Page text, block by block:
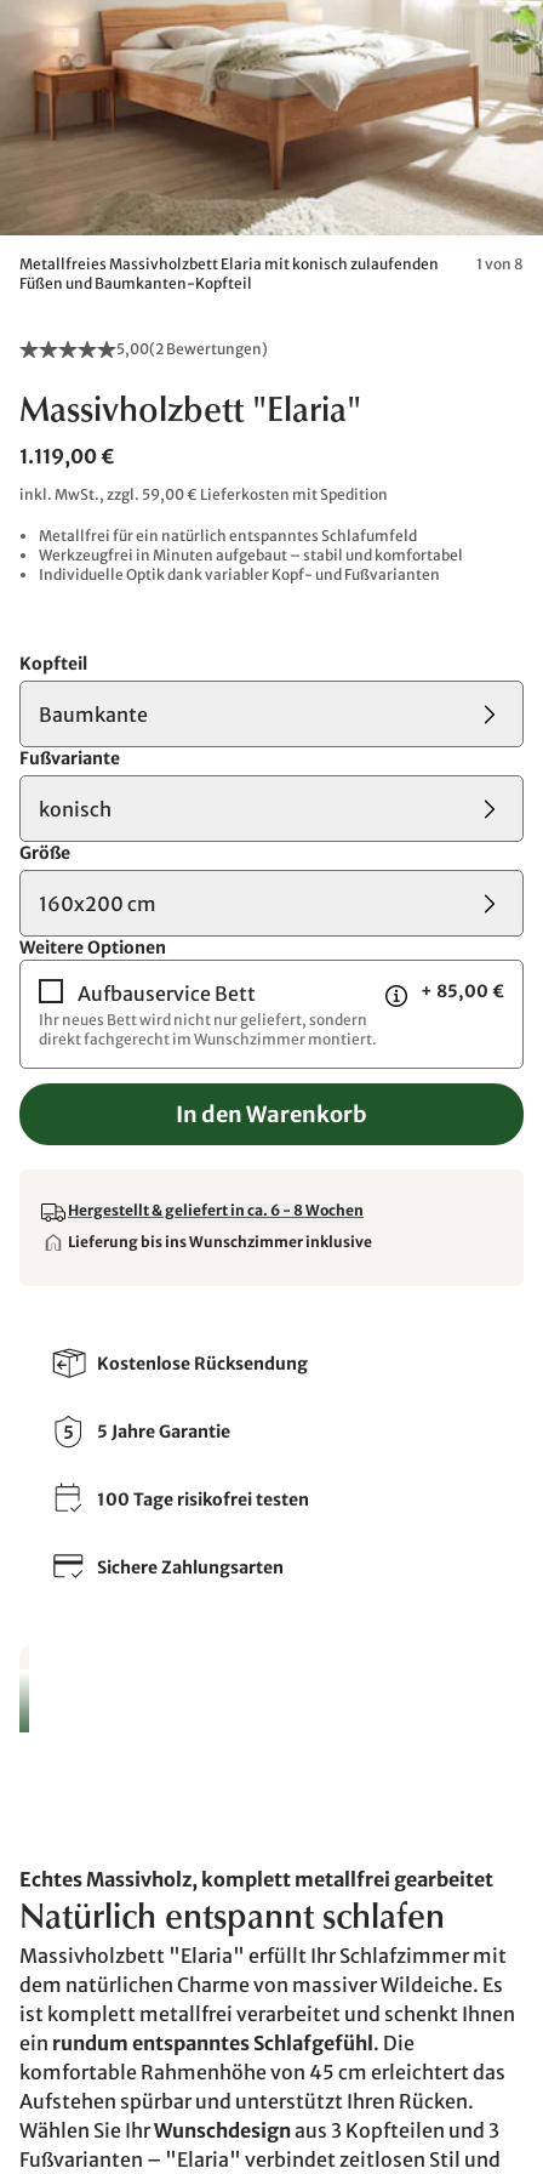
Metallfreies Massivholzbett Elaria mit konisch zulaufenden
Füßen und Baumkanten-Kopfteil
1 von 8
5,00(2 Bewertungen)
Massivholzbett "Elaria"
1.119,00 €
inkl. MwSt., zzgl. 59,00 € Lieferkosten mit Spedition
Metallfrei für ein natürlich entspanntes Schlafumfeld
Werkzeugfrei in Minuten aufgebaut – stabil und komfortabel
Individuelle Optik dank variabler Kopf- und Fußvarianten
Kopfteil
Baumkante
Fußvariante
konisch
Größe
160x200 cm
Weitere Optionen
Aufbauservice Bett
Ihr neues Bett wird nicht nur geliefert, sondern
direkt fachgerecht im Wunschzimmer montiert.
+ 85,00 €
In den Warenkorb
Hergestellt & geliefert in ca. 6 - 8 Wochen
Lieferung bis ins Wunschzimmer inklusive
Kostenlose Rücksendung
5 Jahre Garantie
100 Tage risikofrei testen
Sichere Zahlungsarten
Echtes Massivholz, komplett metallfrei gearbeitet
Natürlich entspannt schlafen
Massivholzbett "Elaria" erfüllt Ihr Schlafzimmer mit
dem natürlichen Charme von massiver Wildeiche. Es
ist komplett metallfrei verarbeitet und schenkt Ihnen
ein rundum entspanntes Schlafgefühl . Die
komfortable Rahmenhöhe von 45 cm erleichtert das
Aufstehen spürbar und unterstützt Ihren Rücken.
Wählen Sie IhrWunschdesignaus 3 Kopfteilen und 3
Fußvarianten – "Elaria" verbindet zeitlosen Stil und